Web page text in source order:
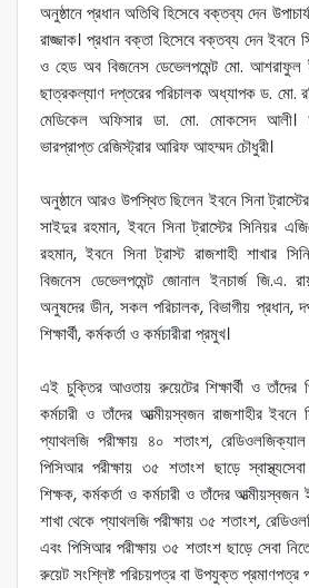
অনুষ্ঠানে প্রধান অতিথি হিসেবে বক্তব্য দেন
রাজ্জাক। প্রধান বক্তা হিসেবে বক্তব্য দেন ইবনে
ও হেড অব বিজনেস ডেভেলপমেন্ট মো.
ছাত্রকল্যাণ দপ্তরের পরিচালক অধ্যাপক ড. মো.
মেডিকেল অফিসার ডা. মো. মোকসেদ আলী।
ভারপ্রাপ্ত রেজিস্ট্রার আরিফ আহম্মদ চৌধুরী।
অনুষ্ঠানে আরও উপস্থিত ছিলেন ইবনে সিনা
সাইদুর রহমান, ইবনে সিনা ট্রাস্টের সিনিয়র
রহমান, ইবনে সিনা ট্রাস্ট রাজশাহী শাখার
বিজনেস ডেভেলপমেন্ট জোনাল ইনচার্জ জি.এ.
অনুষদের ডীন, সকল পরিচালক, বিভাগীয় প্রধান,
শিক্ষার্থী, কর্মকর্তা ও কর্মচারীরা প্রমুখ।
এই চুক্তির আওতায় রুয়েটের শিক্ষার্থী ও তাঁদের
কর্মচারী ও তাঁদের আত্মীয়স্বজন রাজশাহীর ইবনে
প্যাথলজি পরীক্ষায় ৪০ শতাংশ,
পিসিআর পরীক্ষায় ৩৫ শতাংশ ছাড়ে স্বাস্থ্যসেবা
শিক্ষক, কর্মকর্তা ও কর্মচারী ও তাঁদের
শাখা থেকে প্যাথলজি পরীক্ষায় ৩৫ শতাংশ,
এবং পিসিআর পরীক্ষায় ৩৫ শতাংশ ছাড়ে সেবা
রুয়েট সংশ্লিষ্ট পরিচয়পত্র বা উপযুক্ত প্রমাণপত্র